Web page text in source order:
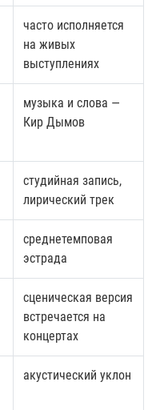
часто исполняется
на живых
выступлениях
музыка и слова —
Кир Дымов
студийная запись,
лирический трек
среднетемповая
эстрада
сценическая версия
встречается на
концертах
акустический уклон